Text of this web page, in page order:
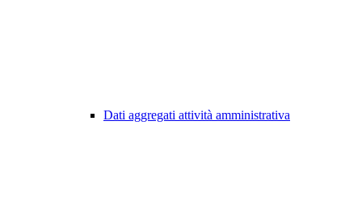
Dati aggregati attività amministrativa